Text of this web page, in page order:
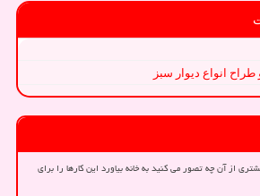
انواع دیوار سبز
از آن چه تصور می کنید به خانه بیاورد این کارها را برای